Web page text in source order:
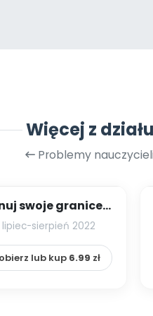
Więcej z działu
Problemy nauczycieli
swoje granice.
granice innych.
Granice os...
lipiec-sierpień 2022
lub kup 6.99 zł